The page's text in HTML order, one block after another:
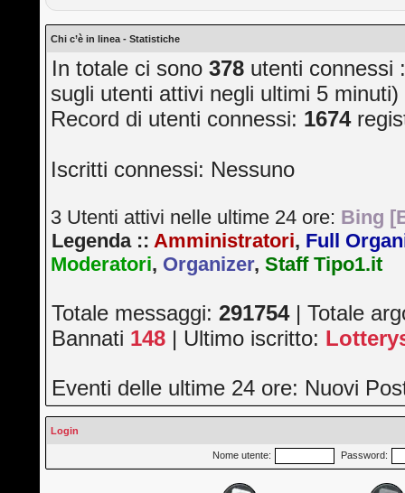
Chi c’è in linea - Statistiche
In totale ci sono378 utenti connessi
sugli utenti attivi negli ultimi 5 minuti)
Record di utenti connessi: 1674
Iscritti connessi: Nessuno
3 Utenti attivi nelle ultime 24 ore: Bing
Legenda ::Amministratori, Full
Moderatori, Organizer,Staff Tipo1.it
Totale messaggi:291754| Totale
Bannati 148 | Ultimo iscritto:
Eventi delle ultime 24 ore: Nuovi
Login
Nome utente: Password: